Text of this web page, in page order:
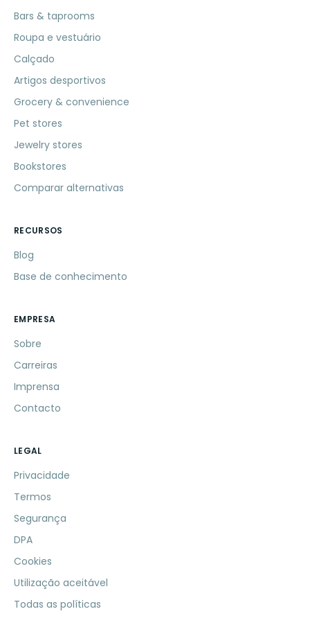
Bars & taprooms
Roupa e vestuário
Calçado
Artigos desportivos
Grocery & convenience
Pet stores
Jewelry stores
Bookstores
Comparar alternativas
RECURSOS
Blog
Base de conhecimento
EMPRESA
Sobre
Carreiras
Imprensa
Contacto
LEGAL
Privacidade
Termos
Segurança
DPA
Cookies
Utilização aceitável
Todas as políticas